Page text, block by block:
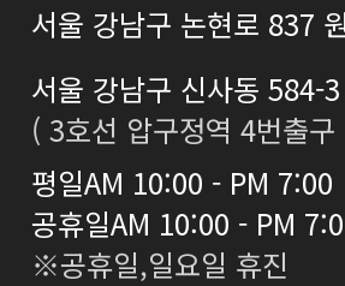
서울 강남구 논현로 837
서울 강남구 신사동 584-
( 3호선 압구정역 4번출
평일AM 10:00 - PM 7:00
공휴일AM 10:00 - PM
※공휴일,일요일 휴진